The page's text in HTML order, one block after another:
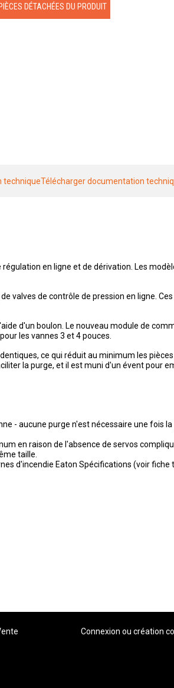
DÉTACHÉES DU PRODUIT
Télécharger documentation
technique
en ligne et de dérivation. Les
valves de contrôle de pression en ligne.
d'un boulon. Le nouveau module de
les vannes 3 et 4 pouces.
ce qui réduit au minimum les
la purge, et il est muni d'un évent pour
- aucune purge n'est nécessaire une fois
en raison de l'absence de servos
taille.
d'incendie Eaton Spécifications (voir fiche
Connexion ou création